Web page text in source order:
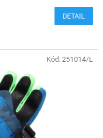
DETAIL
Kód:251014/L